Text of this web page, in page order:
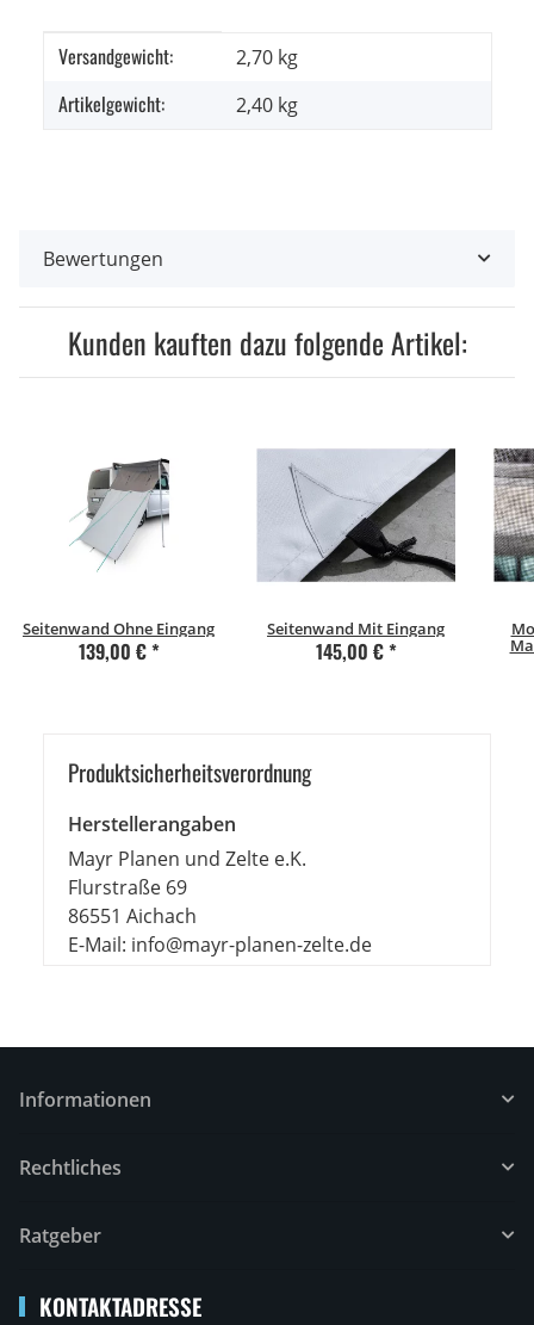
Produkteigenschaft
Wert
Versandgewicht: 2,70 kg
Artikelgewicht: 2,40 kg
Bewertungen
Kunden kauften dazu folgende Artikel:
Seitenwand Ohne Eingang
139,00 €*
Seitenwand Mit Eingang
145,00 €*
Produkt­sicher­heits­ver­ord­nung
Herstellerangaben
Mayr Planen und Zelte e.K.
Flurstraße 69
86551 Aichach
E-Mail: info@mayr-planen-zelte.de
Informationen
Rechtliches
Ratgeber
KONTAKTADRESSE